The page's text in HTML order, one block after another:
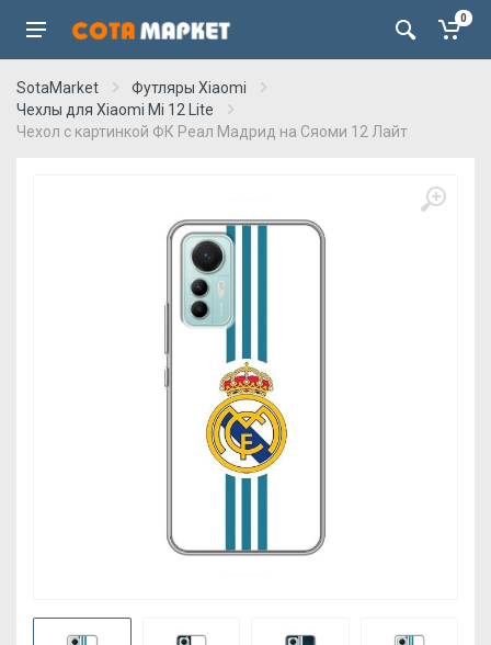
0
SotaMarket
Футляры Xiaomi
Чехлы для Xiaomi Mi 12 Lite
Чехол с картинкой ФК Реал Мадрид на Сяоми 12 Лайт